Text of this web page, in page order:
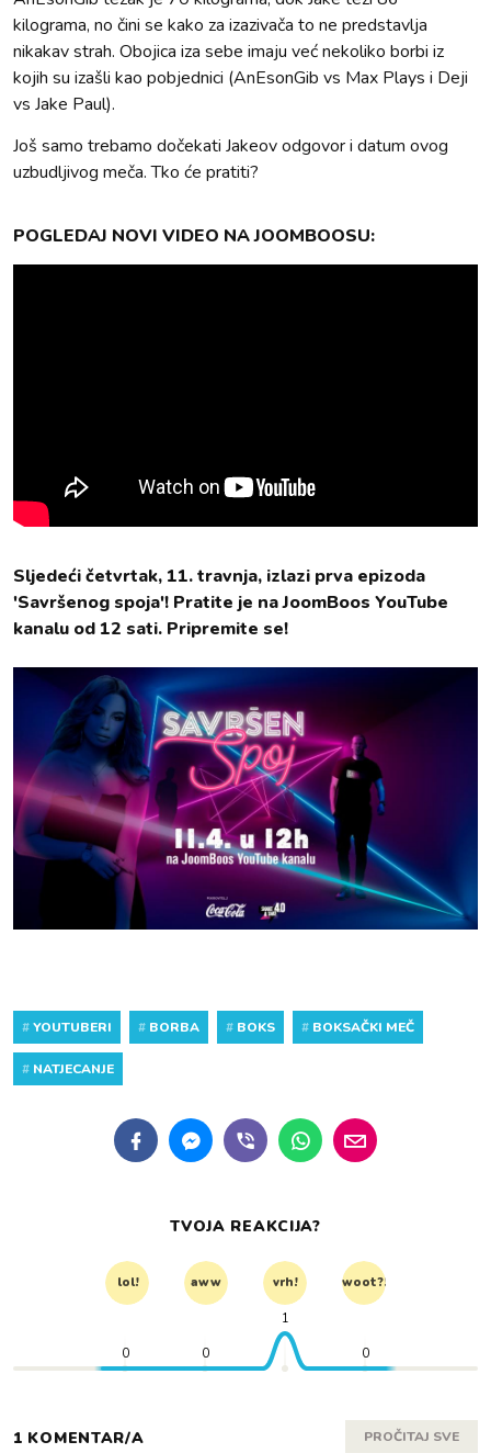
kilograma, no čini se kako za izazivača to ne predstavlja
nikakav strah. Obojica iza sebe imaju već nekoliko borbi iz
kojih su izašli kao pobjednici (AnEsonGib vs Max Plays i Deji
vs Jake Paul).
Još samo trebamo dočekati Jakeov odgovor i datum ovog
uzbudljivog meča. Tko će pratiti?
POGLEDAJ NOVI VIDEO NA JOOMBOOSU:
Sljedeći četvrtak, 11. travnja, izlazi prva epizoda
'Savršenog spoja'! Pratite je na JoomBoos YouTube
kanalu od 12 sati. Pripremite se!
#YOUTUBERI # BORBA # BOKS # BOKSAČKI MEČ
# NATJECANJE
TVOJA REAKCIJA?
lol! aww vrh! woot?!
0 0
1
0
1 KOMENTAR/A PROČITAJ SVE